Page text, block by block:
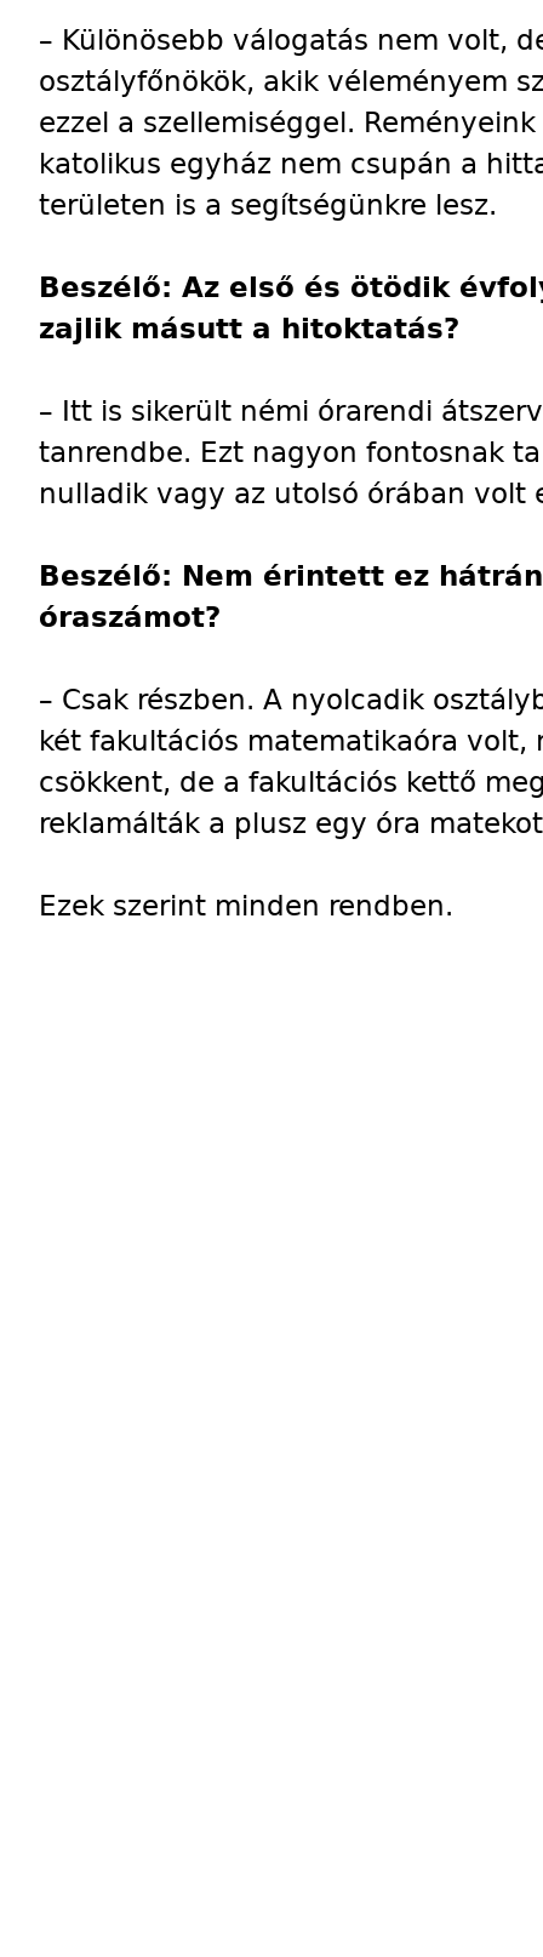
– Különösebb válogatás nem volt,
osztályfőnökök, akik véleményem
ezzel a szellemiséggel.
katolikus egyház nem csupán a
területen is a segítségünkre lesz.
Beszélő: Az első és ötödik
zajlik másutt a hitoktatás?
– Itt is sikerült némi órarendi
tanrendbe. Ezt nagyon fontosnak
nulladik vagy az utolsó órában volt
Beszélő: Nem érintett ez
óraszámot?
– Csak részben. A nyolcadik
két fakultációs matematikaóra volt,
csökkent, de a fakultációs kettő
reklamálták a plusz egy óra
Ezek szerint minden rendben.